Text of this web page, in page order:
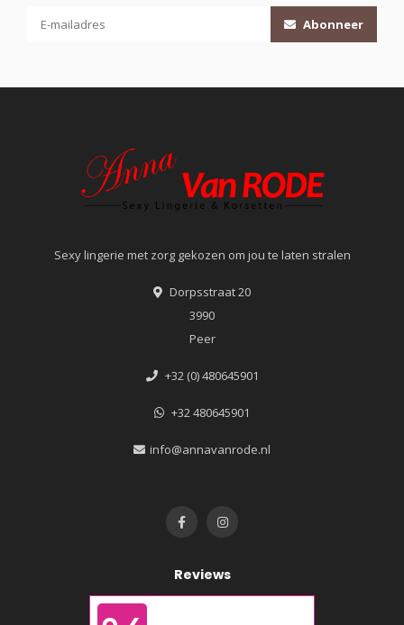
Abonneer
Sexy lingerie met zorg gekozen om jou te laten stralen
Dorpsstraat 20
3990
Peer
+32 (0) 480645901
+32 480645901
info@annavanrode.nl
Reviews